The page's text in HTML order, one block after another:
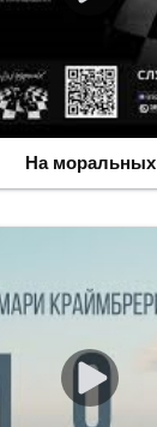
На моральных